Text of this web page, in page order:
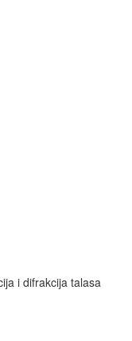
i difrakcija talasa